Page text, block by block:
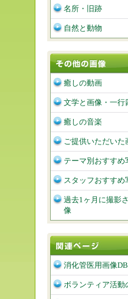
名所・旧跡
自然と動物
癒しの動画
文学と画像・一行
癒しの音楽
ご提供いただいた
テーマ別おすすめ
スタッフおすすめ
過去1ヶ月に撮影
像
消化管医用画像DB
ボランティア活動